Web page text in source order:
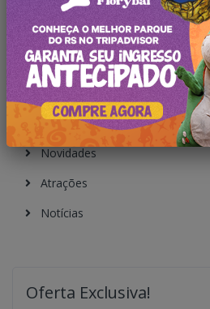
Pesquisar no Blog
Categorias
Todas Publicações
Novidades
Atrações
Notícias
Oferta Exclusiva!